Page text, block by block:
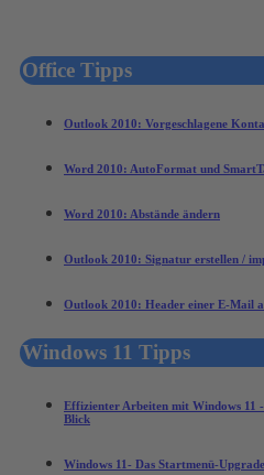
Office Tipps
Outlook 2010: Vorgeschlagene
Word 2010: AutoFormat und
Word 2010: Abstände ändern
Outlook 2010: Signatur erstellen /
Outlook 2010: Header einer E-Mail
Windows 11 Tipps
Effizienter Arbeiten mit Windows 11
Blick
Windows 11- Das Startmenü-